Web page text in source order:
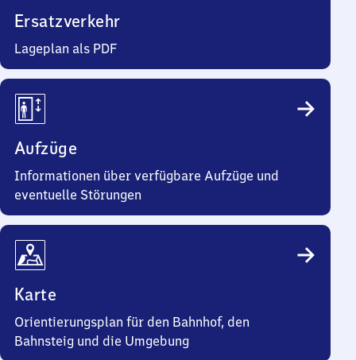
Ersatzverkehr
Lageplan als PDF
Aufzüge
Informationen über verfügbare Aufzüge und
eventuelle Störungen
Karte
Orientierungsplan für den Bahnhof, den
Bahnsteig und die Umgebung